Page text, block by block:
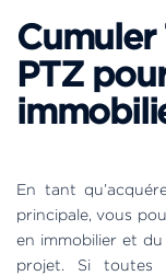
PTZ
En tant
principale, vous
en immobilier et du
projet. Si toutes